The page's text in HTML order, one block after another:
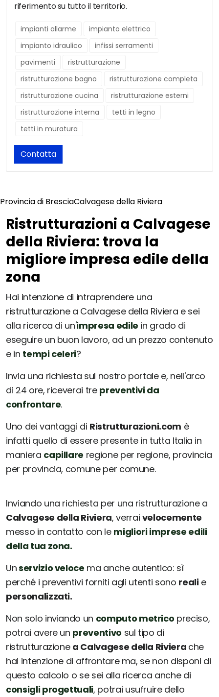
riferimento su tutto il territorio.
impianti allarme
impianto elettrico
impianto idraulico
infissi serramenti
pavimenti
ristrutturazione
ristrutturazione bagno
ristrutturazione completa
ristrutturazione cucina
ristrutturazione esterni
ristrutturazione interna
tetti in legno
tetti in muratura
Contatta
Provincia di BresciaCalvagese della Riviera
Ristrutturazioni a Calvagese
della Riviera: trova la
migliore impresa edile della
zona
Hai intenzione di intraprendere una
ristrutturazione a Calvagese della Riviera e sei
alla ricerca di un'impresa edile in grado di
eseguire un buon lavoro, ad un prezzo contenuto
e in tempi celeri?
Invia una richiesta sul nostro portale e, nell'arco
di 24 ore, riceverai tre preventivi da
confrontare.
Uno dei vantaggi di Ristrutturazioni.com è
infatti quello di essere presente in tutta Italia in
maniera capillare regione per regione, provincia
per provincia, comune per comune.
Inviando una richiesta per una ristrutturazione a
Calvagese della Riviera, verrai velocemente
messo in contatto con le migliori imprese edili
della tua zona.
Unservizio veloce ma anche autentico: sì
perché i preventivi forniti agli utenti sono realie
personalizzati.
Non solo inviando un computo metrico preciso,
potrai avere un preventivo sul tipo di
ristrutturazione a Calvagese della Riviera che
hai intenzione di affrontare ma, se non disponi di
questo calcolo o se sei alla ricerca anche di
consigli progettuali, potrai usufruire dello